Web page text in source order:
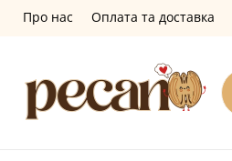
Про нас Оплата та доставка